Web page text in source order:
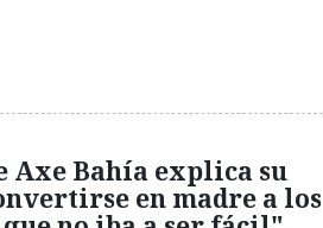
Axe Bahía explica su
en madre a los